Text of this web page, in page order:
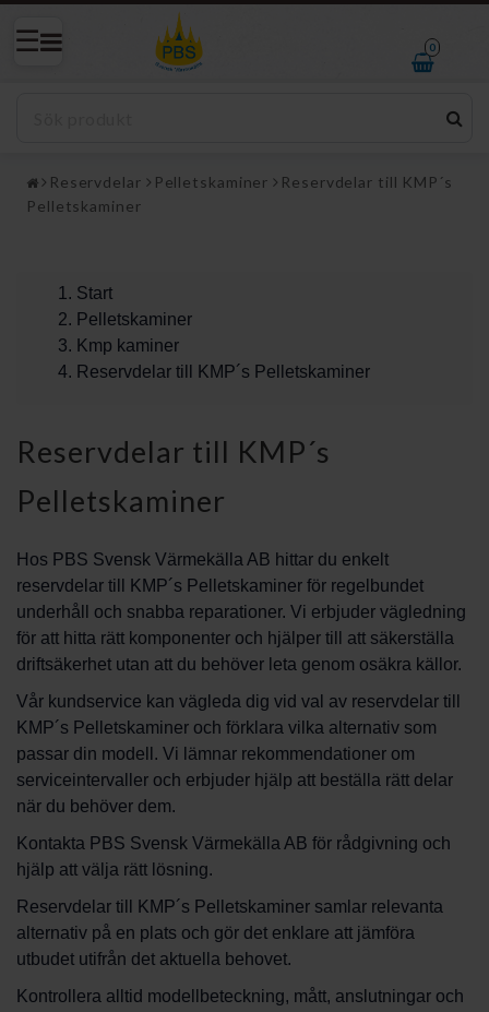
0
Reservdelar Pelletskaminer
Reservdelar till KMP´s
Pelletskaminer
Start
Pelletskaminer
Kmp kaminer
Reservdelar till KMP´s Pelletskaminer
Reservdelar till KMP´s
Pelletskaminer
Hos PBS Svensk Värmekälla AB hittar du enkelt
reservdelar till KMP´s Pelletskaminer för regelbundet
underhåll och snabba reparationer. Vi erbjuder vägledning
för att hitta rätt komponenter och hjälper till att säkerställa
driftsäkerhet utan att du behöver leta genom osäkra källor.
Vår kundservice kan vägleda dig vid val av reservdelar till
KMP´s Pelletskaminer och förklara vilka alternativ som
passar din modell. Vi lämnar rekommendationer om
serviceintervaller och erbjuder hjälp att beställa rätt delar
när du behöver dem.
Kontakta PBS Svensk Värmekälla AB för rådgivning och
hjälp att välja rätt lösning.
Reservdelar till KMP´s Pelletskaminer samlar relevanta
alternativ på en plats och gör det enklare att jämföra
utbudet utifrån det aktuella behovet.
Kontrollera alltid modellbeteckning, mått, anslutningar och